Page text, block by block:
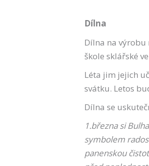
Dílna
Dílna na
škole sklářské
Léta jim jejich
svátku. Letos
Dílna se
1.března si
symbolem
panenskou